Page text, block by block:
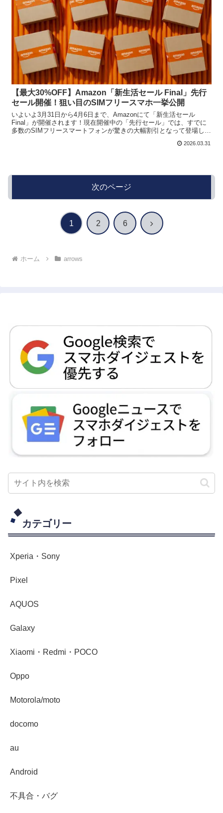
【最大30%OFF】Amazon「新生活セール Final」先行
セール開催！狙い目のSIMフリースマホ一挙公開
いよいよ3月31日から4月6日まで、Amazonにて「新生活セール
Final」が開催されます！現在開催中の「先行セール」では、すでに
多数のSIMフリースマートフォンが驚きの大幅割引となって登場して
2026.03.31
次のページ
1 2 6 次
ホーム arrows
カテゴリー
Xperia・Sony
Pixel
AQUOS
Galaxy
Xiaomi・Redmi・POCO
Oppo
Motorola/moto
docomo
au
Android
不具合・バグ